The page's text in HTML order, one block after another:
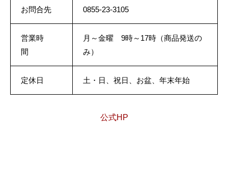
お問合先 0855-23-3105
営業時
間
月～金曜 9時～17時（商品発送の
み）
定休日 土・日、祝日、お盆、年末年始
公式HP